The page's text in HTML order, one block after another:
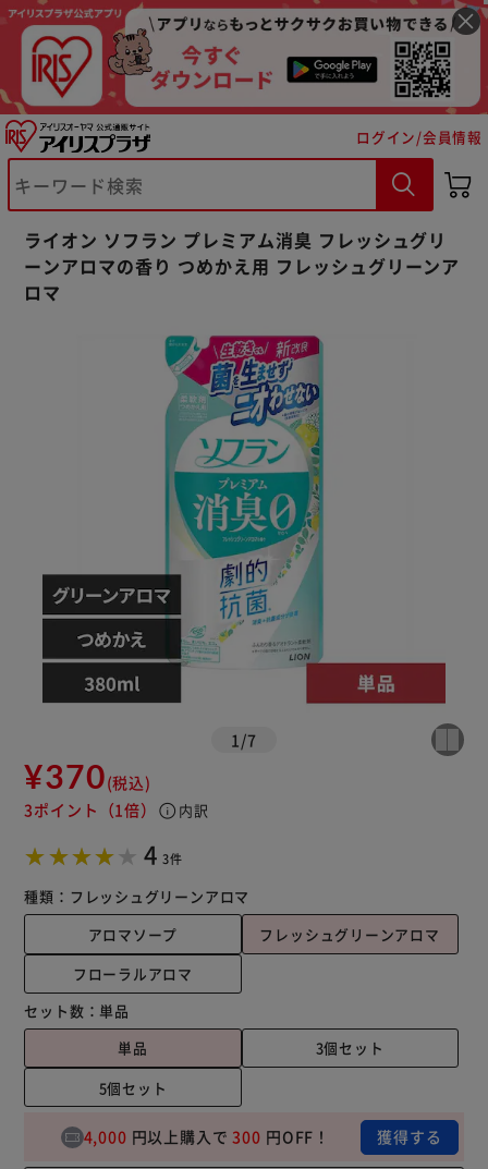
ログイン/会員情報
ライオン ソフラン プレミアム消臭 フレッシュグリ
ーンアロマの香り つめかえ用 フレッシュグリーンア
ロマ
1 /7
¥370(税込)
3ポイント （1倍） info 内訳
4 3件
種類： フレッシュグリーンアロマ
アロマソープ
フレッシュグリーンアロマ
フローラルアロマ
セット数： 単品
単品
3個セット
5個セット
4,000 円以上購入で300 円OFF！ 獲得する
※ご確認ください